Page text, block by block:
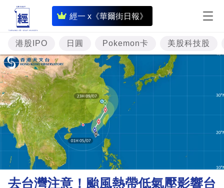
經一 x《華爾街日報》
即
時
財
經
專
題
投
資
樓
市
理
財
港股IPO 日圓 Pokemon卡 美股科技股
去台灣注意！颱風熱帶低氣壓影響台